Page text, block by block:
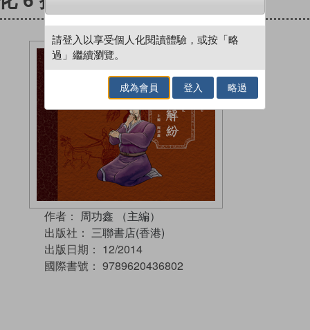
作者： 周功鑫 （主編）
出版社： 三聯書店(香港)
出版日期： 12/2014
國際書號： 9789620436802
請登入以享受個人化閱讀體驗，或按「略
過」繼續瀏覽。
成為會員 登入 略過